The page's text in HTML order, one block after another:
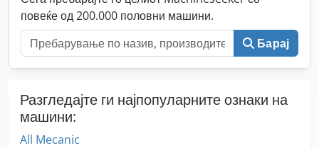
повеќе од 200.000 половни машини.
Барај
Разгледајте ги најпопуларните ознаки на
машини:
All Mecanic